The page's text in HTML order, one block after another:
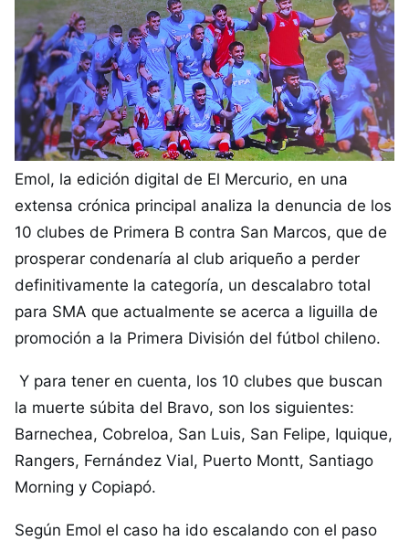
Emol, la edición digital de El Mercurio, en una
extensa crónica principal analiza la denuncia de los
10 clubes de Primera B contra San Marcos, que de
prosperar condenaría al club ariqueño a perder
definitivamente la categoría, un descalabro total
para SMA que actualmente se acerca a liguilla de
promoción a la Primera División del fútbol chileno.
Y para tener en cuenta, los 10 clubes que buscan
la muerte súbita del Bravo, son los siguientes:
Barnechea, Cobreloa, San Luis, San Felipe, Iquique,
Rangers, Fernández Vial, Puerto Montt, Santiago
Morning y Copiapó.
Según Emol el caso ha ido escalando con el paso